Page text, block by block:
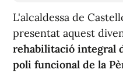
L'alcaldessa de
presentat aquest
rehabilitació integral
poli funcional de la